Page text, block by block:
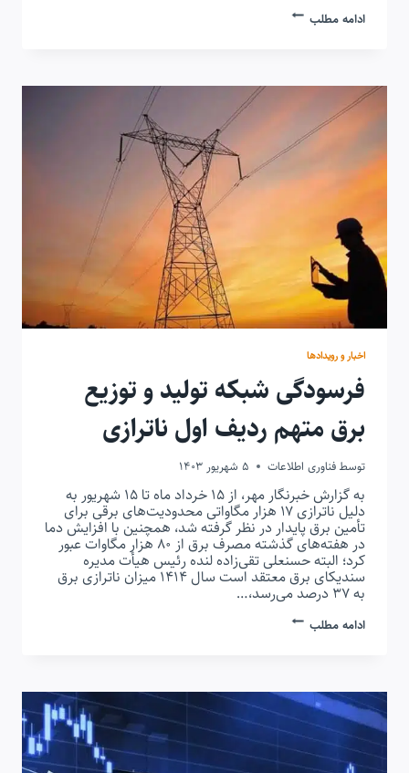
ادامه مطلبافزایش
اخبار و رویدادها
فرسودگی شبکه تولید و توزیع
برق متهم ردیف اول ناترازی
توسط فناوری اطلاعات 5 شهریور 1403
به گزارش خبرنگار مهر، از ۱۵ خرداد ماه تا ۱۵ شهریور به
دلیل ناترازی ۱۷ هزار مگاواتی محدودیت‌های برقی برای
تأمین برق پایدار در نظر گرفته شد، همچنین با افزایش دما
در هفته‌های گذشته مصرف برق از ۸۰ هزار مگاوات عبور
کرد؛ البته حسنعلی تقی‌زاده لنده رئیس هیأت مدیره
سندیکای برق معتقد است سال ۱۴۱۴ میزان ناترازی برق
به ۳۷ درصد می‌رسد،…
ادامه مطلبفرسودگی
متهم
ردیف
اول
ناترازی